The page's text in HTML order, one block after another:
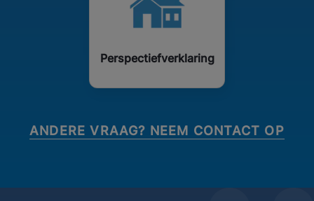
Perspectiefverklaring
ANDERE VRAAG? NEEM CONTACT OP